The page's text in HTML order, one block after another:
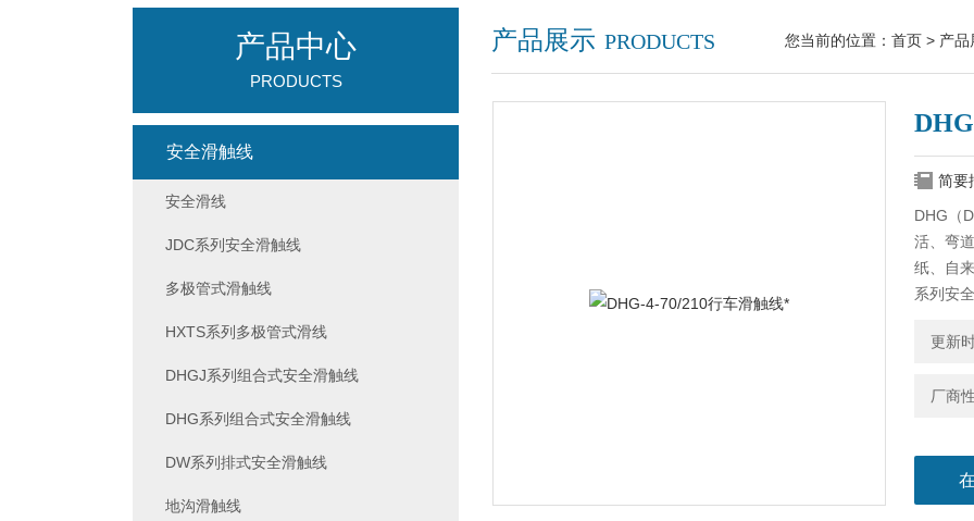
产品展示 PRODUCTS 您当前的位置： 首页 > 产品
简要
DHG（
活、弯
纸、自
系列安
造、家
用领域
更新
厂商
产品中心
PRODUCTS
安全滑触线
安全滑线
JDC系列安全滑触线
多极管式滑触线
HXTS系列多极管式滑线
DHGJ系列组合式安全滑触线
DHG系列组合式安全滑触线
DW系列排式安全滑触线
地沟滑触线